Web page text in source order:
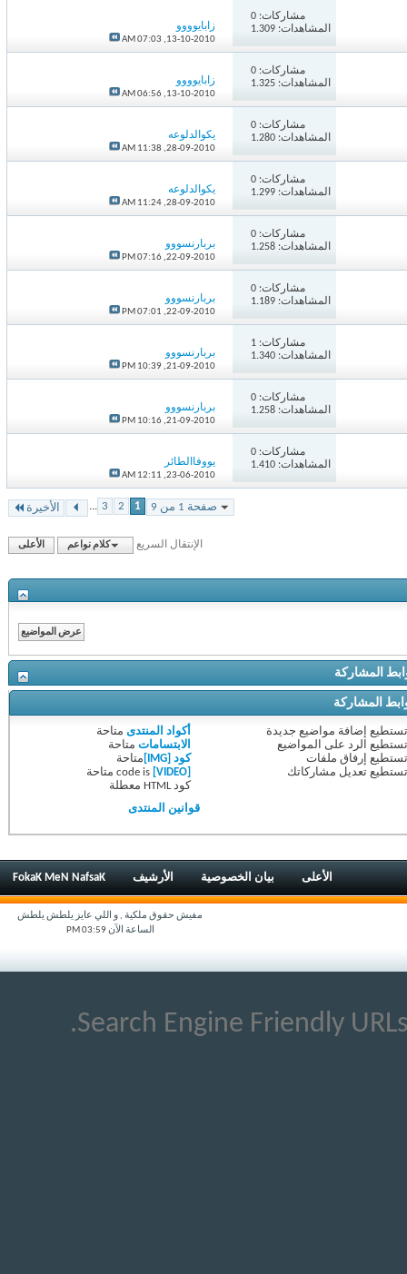
مشاركات:0
المشاهدات: 1.309
زابايوووو
13-10-2010,
07:03 AM
مشاركات:0
المشاهدات: 1.325
زابايوووو
13-10-2010,
06:56 AM
مشاركات:0
المشاهدات: 1.280
يكوالدلوعه
28-09-2010,
11:38 AM
مشاركات:0
المشاهدات: 1.299
يكوالدلوعه
28-09-2010,
11:24 AM
مشاركات:0
المشاهدات: 1.258
بربارنسووو
22-09-2010,
07:16 PM
مشاركات:0
المشاهدات: 1.189
بربارنسووو
22-09-2010,
07:01 PM
مشاركات:1
المشاهدات: 1.340
بربارنسووو
21-09-2010,
10:39 PM
مشاركات:0
المشاهدات: 1.258
بربارنسووو
21-09-2010,
10:16 PM
مشاركات:0
المشاهدات: 1.410
يووفاالطائر
23-06-2010,
12:11 AM
صفحة 1 من 9 ... الأخيرة
الإنتقال السريع كلام نواعم الأعلى
المشاركة
المشاركة
إضافة مواضيع جديدة
الرد على المواضيع
إرفاق ملفات
تعديل مشاركاتك
أكواد المنتدى متاحة
الابتسامات متاحة
كود [IMG]
متاحة
code is
متاحة
كود HTML
معطلة
قوانين المنتدى
FokaK MeN NafsaK الأرشيف بيان الخصوصية الأعلى
مفيش حقوق ملكية , و اللي عايز يلطش يلطش
الساعة الآن03:59 PM
Search Engine Friendly